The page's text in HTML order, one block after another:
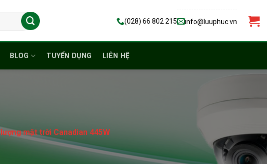
(028) 66 802 215 info@luuphuc.vn
BLOG TUYỂN DỤNG LIÊN HỆ
mặt trời Canadian 445W